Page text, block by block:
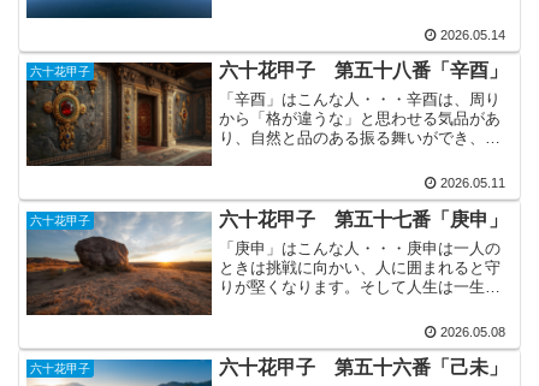
い土台がしっかりあります。そして行動
力（攻める力）と前進する勢いはあるの
に、同時に理性と感情のバ...
2026.05.14
六十花甲子 六十花甲子 第五十八番「辛酉」
「辛酉」はこんな人・・・辛酉は、周り
から「格が違うな」と思わせる気品があ
り、自然と品のある振る舞いができ、自
す。人生の流れはスピード感があり、チ
ャンスや出来事が次々に舞い込み、止ま
っている暇がないという状態...
2026.05.11
六十花甲子 六十花甲子 第五十七番「庚申」
「庚申」はこんな人・・・庚申は一人の
ときは挑戦に向かい、人に囲まれると守
りが堅くなります。そして人生は一生現
「もういいや」と完全に引退するような
ことはなく、何かしらの形でずっと関わ
り続ける人生になります。性...
2026.05.08
六十花甲子 六十花甲子 第五十六番「己未」